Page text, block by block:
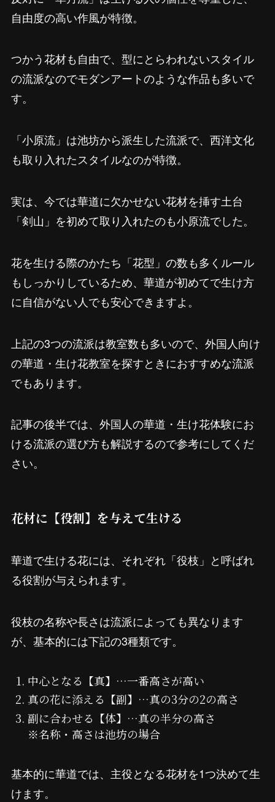
自由度の高い作風が特徴。
つかう花材も自由で、型にとらわれないスタイル
の流派なのでモダンアートのような作品も多いで
す。
「小原流」は池坊から派生した流派で、西洋文化
も取り入れたスタイルなのが特徴。
実は、今では華道に欠かせない花材を挿す土台
「剣山」を初めて取り入れたのも小原流でした。
花を生ける際のかたち「花型」の数も多くルール
もしっかりしているため、華道が初めてで生け方
に自信がない人でも安心できますよ。
上記の3つの流派は教室数も多いので、外国人向け
の華道・生け花教室を探すときにおすすめな流派
でもあります。
記事の後半では、外国人の華道・生け花体験にお
ける流派の選び方も解説するので参考にしてくだ
さい。
花材に【役割】を与えて生ける
華道で生ける花には、それぞれ「役枝」と呼ばれ
る役割が与えられます。
役枝の名称や長さは流派によっても異なります
が、基本的には下記の3種類です。
中心となる【真】…一番高さが高い
真の花に添える【副】…真の3分の2の高さ
副に合わせる【体】…真の半分の高さ
※名称・高さは池坊の場合
基本的に華道では、主役となる花材を1つ決めて生
けます。